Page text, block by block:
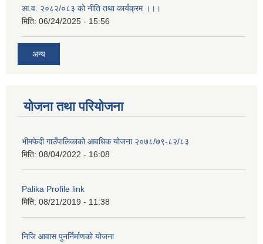
आ.व. २०८२/०८३ को नीति तथा कार्यक्रम ।।।
मिति: 06/24/2025 - 15:56
अन्य
योजना तथा परियोजना
भीमफेदी गाउँपालिकाको आवधिक योजना २०७८/७९-८२/८३
मिति: 08/04/2022 - 16:08
Palika Profile link
मिति: 08/21/2019 - 11:38
निजि आवास पुनर्निर्माणको योजना